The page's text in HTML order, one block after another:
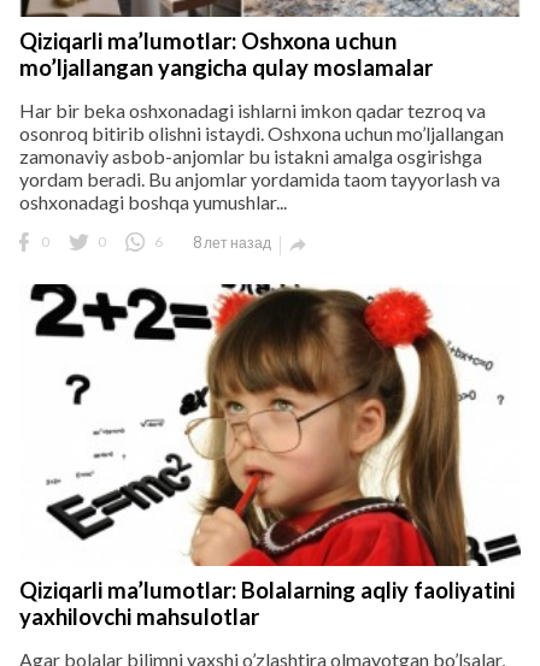
Qiziqarli ma’lumotlar: Oshxona uchun
mo’ljallangan yangicha qulay moslamalar
Har bir beka oshxonadagi ishlarni imkon qadar tezroq va
osonroq bitirib olishni istaydi. Oshxona uchun mo’ljallangan
zamonaviy asbob-anjomlar bu istakni amalga osgirishga
yordam beradi. Bu anjomlar yordamida taom tayyorlash va
oshxonadagi boshqa yumushlar...
0 0 6 8 лет назад 
Qiziqarli ma’lumotlar: Bolalarning aqliy faoliyatini
yaxhilovchi mahsulotlar
Agar bolalar bilimni yaxshi o’zlashtira olmayotgan bo’lsalar,